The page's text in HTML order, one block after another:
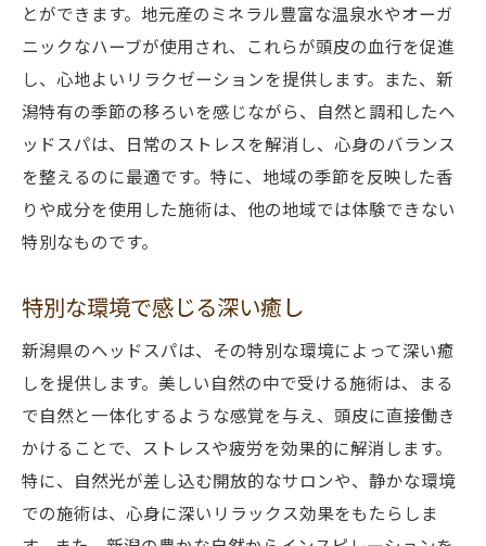
新潟の自然が作り出す極上の癒し
自然の恵みを全身で感じる至福の時間
地域の特性を活かしたユニークな体験
新潟県の特別なヘッドスパで心と頭皮のストレ
心と頭皮を解放する特別なケア
ストレスを吹き飛ばす新潟のヘッドスパ
頭皮の健康を促進する新潟の技術
特別な場所で味わうストレスフリーな時間
心地よさを追求した頭皮ケア
日本海の風を感じる新潟のヘッドスパでの至福
の時間
日本海の風がもたらすリラックス効果
静かな環境で感じる贅沢なひととき
とができます。地元産のミネラル豊富な温泉水やオーガ
ニックなハーブが使用され、これらが頭皮の血行を促進
し、心地よいリラクゼーションを提供します。また、新
潟特有の季節の移ろいを感じながら、自然と調和したヘ
ッドスパは、日常のストレスを解消し、心身のバランス
を整えるのに最適です。特に、地域の季節を反映した香
りや成分を使用した施術は、他の地域では体験できない
特別なものです。
特別な環境で感じる深い癒し
新潟県のヘッドスパは、その特別な環境によって深い癒
しを提供します。美しい自然の中で受ける施術は、まる
で自然と一体化するような感覚を与え、頭皮に直接働き
かけることで、ストレスや疲労を効果的に解消します。
特に、自然光が差し込む開放的なサロンや、静かな環境
での施術は、心身に深いリラックス効果をもたらしま